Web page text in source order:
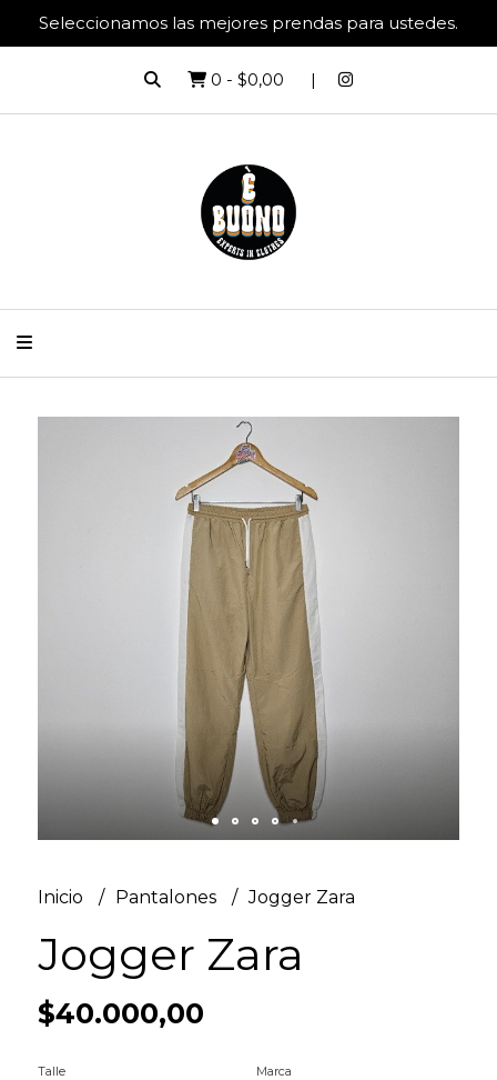
Seleccionamos las mejores prendas para ustedes.
0 - $0,00
Inicio Pantalones Jogger Zara
Jogger Zara
$40.000,00
Talle Marca